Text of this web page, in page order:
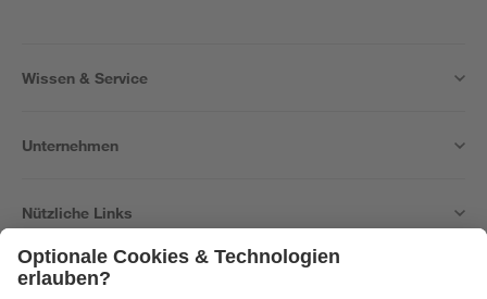
Wissen & Service
Unternehmen
Nützliche Links